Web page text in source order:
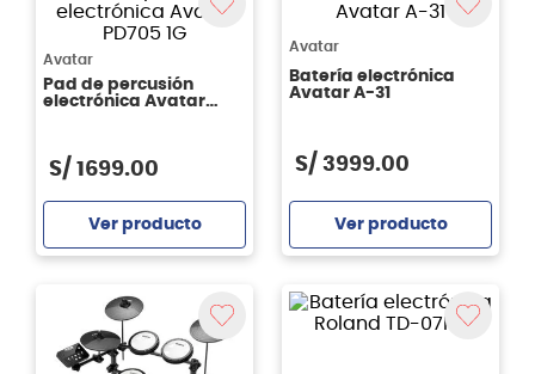
Avatar
Pad de percusión
electrónica Avatar
S/ 1699.00
Ver producto
Avatar
Batería electrónica
Avatar A-31
S/ 3999.00
Ver producto